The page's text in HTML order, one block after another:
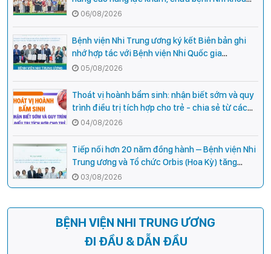
cho cán bộ y tế tại các tỉnh miền núi phía Bắc
06/08/2026
Bệnh viện Nhi Trung ương ký kết Biên bản ghi
nhớ hợp tác với Bệnh viện Nhi Quốc gia
Campuchia
05/08/2026
Thoát vị hoành bẩm sinh: nhận biết sớm và quy
trình điều trị tích hợp cho trẻ - chia sẻ từ các
chuyên gia hàng đầu của Bệnh Viện Nhi Trung
ương
04/08/2026
Tiếp nối hơn 20 năm đồng hành – Bệnh viện Nhi
Trung ương và Tổ chức Orbis (Hoa Kỳ) tăng
cường hợp tác, mở rộng cơ hội bảo vệ thị lực
cho trẻ em Việt Nam
03/08/2026
BỆNH VIỆN NHI TRUNG ƯƠNG
ĐI ĐẦU & DẪN ĐẦU